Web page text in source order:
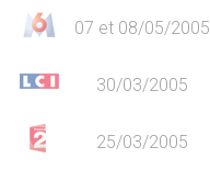
07 et 08/05/2005
30/03/2005
25/03/2005